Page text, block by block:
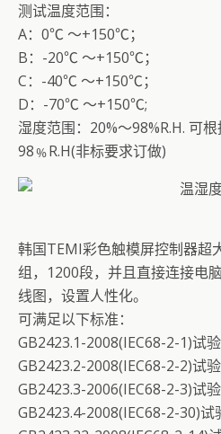
测试温度范围：
A：0℃ ～+150℃；
B：-20℃ ～+150℃；
C：-40℃ ～+150℃；
D：-70℃ ～+150℃;
湿度范围：20%～98%R.H. 可
98﹪R.H(非标要求订做)
韩国TEMI彩色触模屏控制器超
组，1200段，并且直接连接电
线图，设置人性化。
可满足以下标准：
GB2423.1-2008(IEC68-2-1)试
GB2423.2-2008(IEC68-2-2)试
GB2423.3-2006(IEC68-2-3)试
GB2423.4-2008(IEC68-2-30)